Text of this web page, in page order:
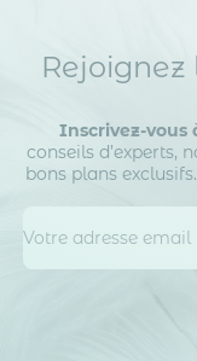
Inscrivez-vous
conseils d’experts,
bons plans